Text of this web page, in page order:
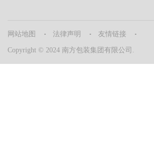
网站地图 法律声明 友情链接
Copyright © 2024 南方包装集团有限公司.